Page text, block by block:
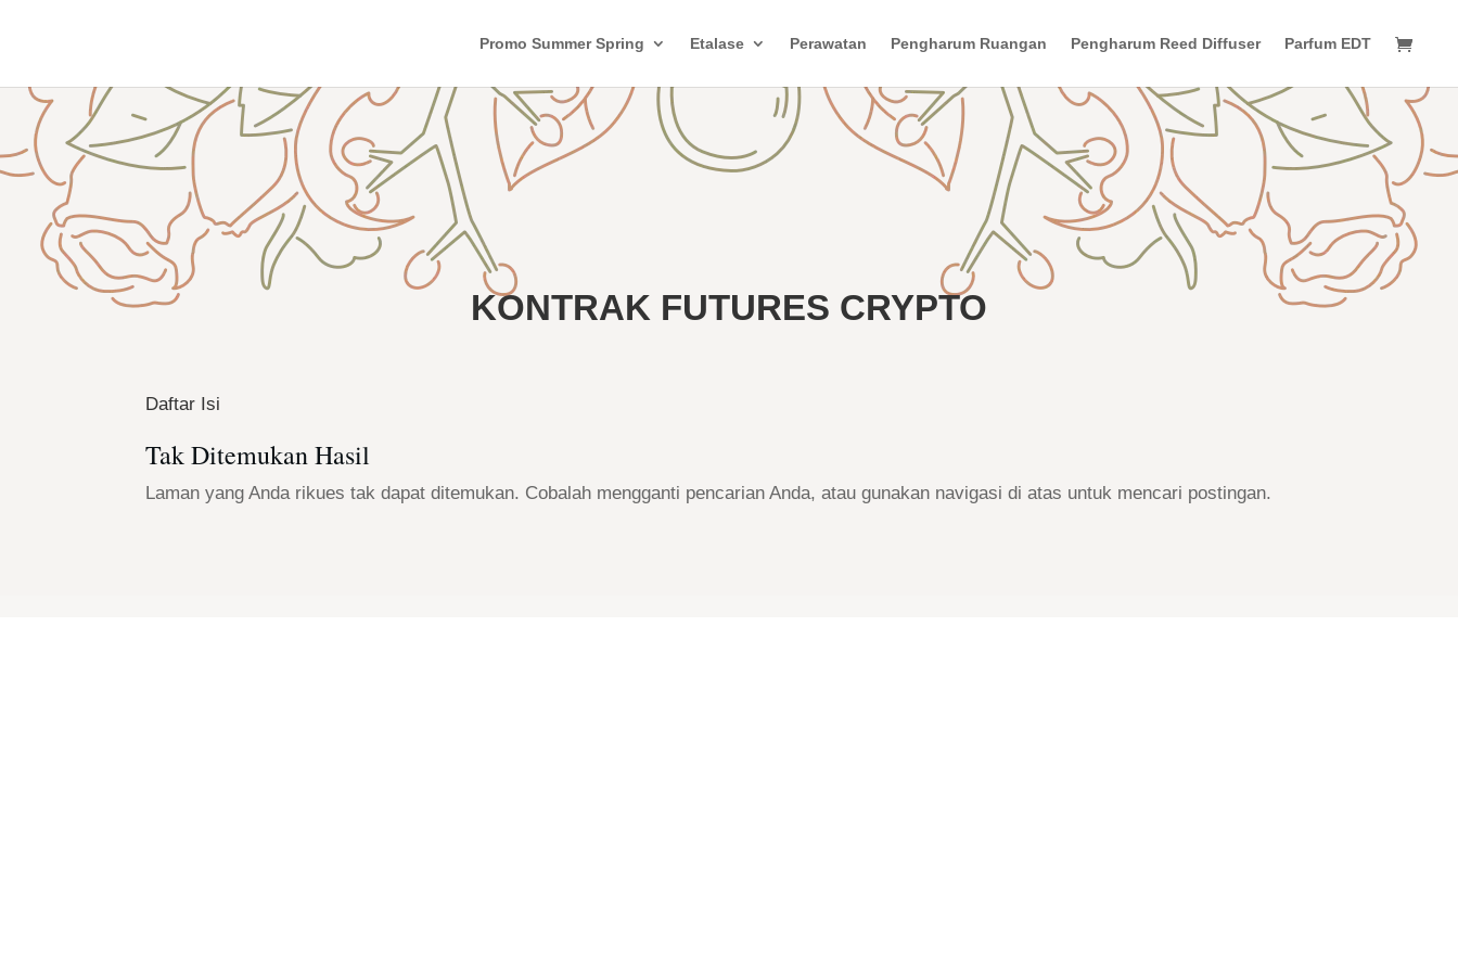
Promo Summer Spring Etalase Perawatan Pengharum Ruangan Pengharum Reed Diffuser Parfum EDT
KONTRAK FUTURES CRYPTO
Daftar Isi
Tak Ditemukan Hasil
Laman yang Anda rikues tak dapat ditemukan. Cobalah mengganti pencarian Anda, atau gunakan navigasi di atas untuk mencari postingan.